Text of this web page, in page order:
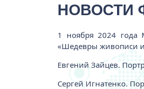
НОВОСТИ
1 ноября 2024 года
«Шедевры живописи
Евгений Зайцев.
Сергей Игнатенко.